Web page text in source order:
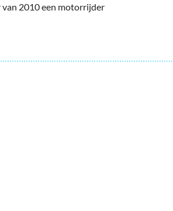
van 2010 een motorrijder